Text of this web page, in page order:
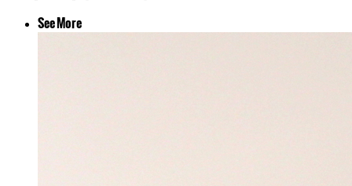
See More